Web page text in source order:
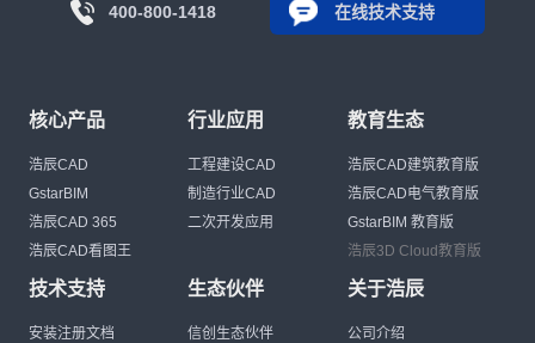
400-800-1418 在线技术支持
核心产品
浩辰CAD
GstarBIM
浩辰CAD 365
浩辰CAD看图王
行业应用
工程建设CAD
制造行业CAD
二次开发应用
教育生态
浩辰CAD建筑教育版
浩辰CAD电气教育版
GstarBIM 教育版
浩辰3D Cloud教育版
技术支持
安装注册文档
生态伙伴
信创生态伙伴
关于浩辰
公司介绍